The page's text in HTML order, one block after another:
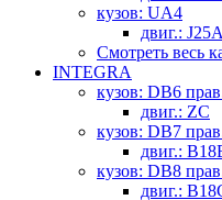
кузов: UA4
двиг.: J25A
Смотреть весь
INTEGRA
кузов: DB6
двиг.: ZC
кузов: DB7
двиг.:
кузов: DB8
двиг.: